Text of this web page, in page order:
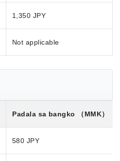
1,350 JPY
Not applicable
Padala sa bangko （MMK）
580 JPY